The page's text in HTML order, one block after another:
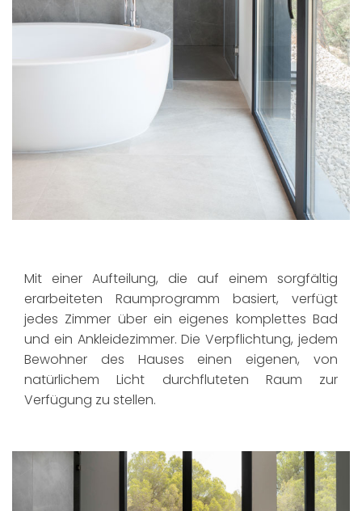
Mit einer Aufteilung, die auf einem sorgfältig
erarbeiteten Raumprogramm basiert, verfügt
jedes Zimmer über ein eigenes komplettes Bad
und ein Ankleidezimmer. Die Verpflichtung, jedem
Bewohner des Hauses einen eigenen, von
natürlichem Licht durchfluteten Raum zur
Verfügung zu stellen.